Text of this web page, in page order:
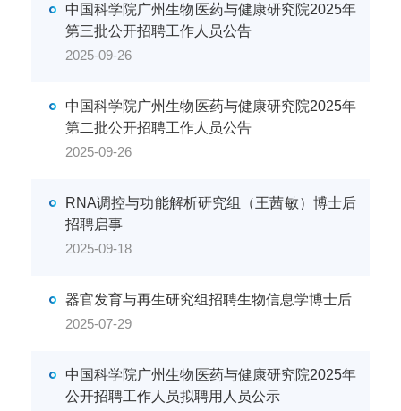
中国科学院广州生物医药与健康研究院2025年
第三批公开招聘工作人员公告
2025-09-26
中国科学院广州生物医药与健康研究院2025年
第二批公开招聘工作人员公告
2025-09-26
RNA调控与功能解析研究组（王茜敏）博士后
招聘启事
2025-09-18
器官发育与再生研究组招聘生物信息学博士后
2025-07-29
中国科学院广州生物医药与健康研究院2025年
公开招聘工作人员拟聘用人员公示